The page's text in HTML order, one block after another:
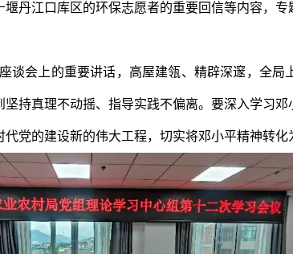
丹江口库区的环保志愿者的重要回信等内容， 专
谈会上的重要讲话，高屋建瓴、精辟深邃，全
持真理不动摇、指导实践不偏离。要深入学习
党的建设新的伟大工程，切实将邓小平精神转化